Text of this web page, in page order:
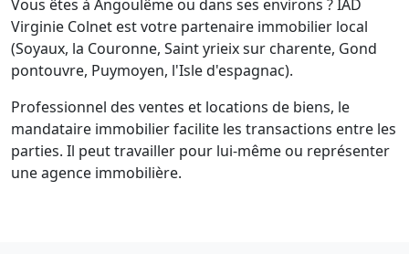
Vous êtes à Angoulême ou dans ses environs ? IAD
Virginie Colnet est votre partenaire immobilier local
(Soyaux, la Couronne, Saint yrieix sur charente, Gond
pontouvre, Puymoyen, l'Isle d'espagnac).
Professionnel des ventes et locations de biens, le
mandataire immobilier facilite les transactions entre les
parties. Il peut travailler pour lui-même ou représenter
une agence immobilière.